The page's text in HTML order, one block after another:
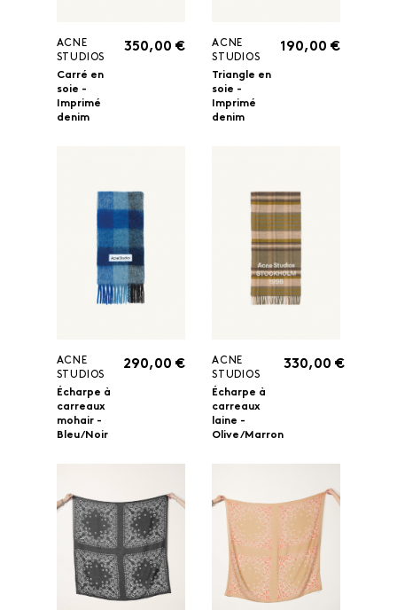
ACNE
STUDIOS
Carré en
soie -
Imprimé
denim
350,00 €
ACNE
STUDIOS
Triangle en
soie -
Imprimé
denim
190,00 €
ACNE
STUDIOS
Écharpe à
carreaux
mohair -
Bleu/Noir
290,00 €
ACNE
STUDIOS
Écharpe à
carreaux
laine -
Olive/Marron
330,00 €